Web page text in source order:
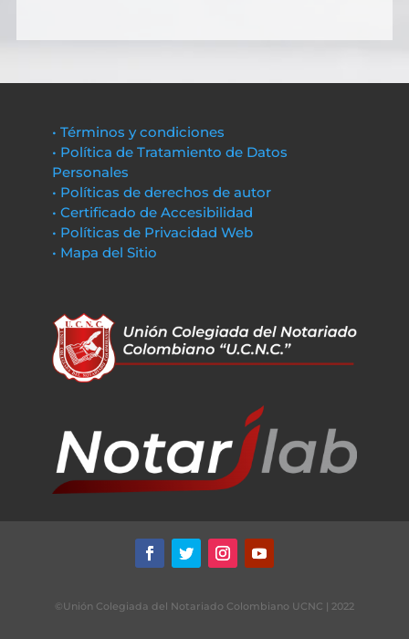
• Términos y condiciones
• Política de Tratamiento de Datos
Personales
• Políticas de derechos de autor
• Certificado de Accesibilidad
• Políticas de Privacidad Web
• Mapa del Sitio
©Unión Colegiada del Notariado Colombiano UCNC | 2022